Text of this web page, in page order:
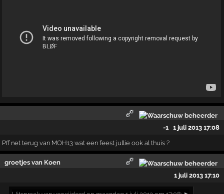
-1 1 juli 2013 17:08
Pff net terug van MOH13 wat een feest jullie ook al thuis ?
groetjes van Koen
1 juli 2013 17:10